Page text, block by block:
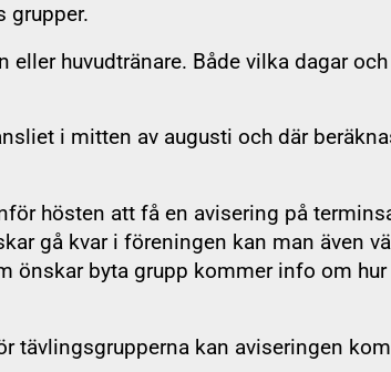
grupper.
huvudtränare. Både vilka dagar
i mitten av augusti och där
hösten att få en avisering på
gå kvar i föreningen kan man även
önskar byta grupp kommer info om
tävlingsgrupperna kan aviseringen